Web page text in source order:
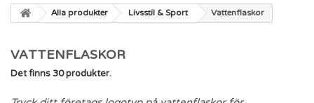
Alla produkter Livsstil & Sport Vattenflaskor
VATTENFLASKOR
Det finns 30 produkter.